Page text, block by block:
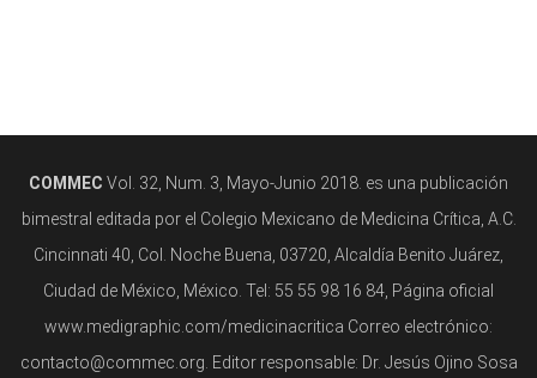
COMMEC Vol. 32, Num. 3, Mayo-Junio 2018. es una publicación
bimestral editada por el Colegio Mexicano de Medicina Crítica, A.C.
Cincinnati 40, Col. Noche Buena, 03720, Alcaldía Benito Juárez,
Ciudad de México, México. Tel: 55 55 98 16 84, Página oficial
www.medigraphic.com/medicinacritica Correo electrónico:
contacto@commec.org. Editor responsable: Dr. Jesús Ojino Sosa